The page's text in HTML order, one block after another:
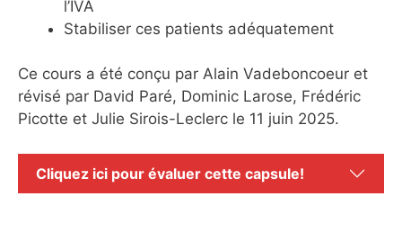
l’IVA
Stabiliser ces patients adéquatement
Ce cours a été conçu par Alain Vadeboncoeur et
révisé par David Paré, Dominic Larose, Frédéric
Picotte et Julie Sirois-Leclerc le 11 juin 2025.
Cliquez ici pour évaluer cette capsule!